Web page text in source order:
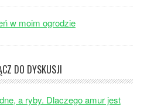
w moim ogrodzie
DO DYSKUSJI
a ryby. Dlaczego amur jest